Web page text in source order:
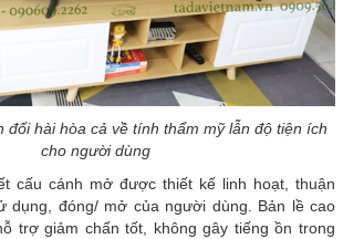
đối hài hòa cả về tính thẩm mỹ lẫn độ tiện ích
cho người dùng
cấu cánh mở được thiết kế linh hoạt, thuận
dụng, đóng/ mở của người dùng. Bản lề cao
trợ giảm chấn tốt, không gây tiếng ồn trong